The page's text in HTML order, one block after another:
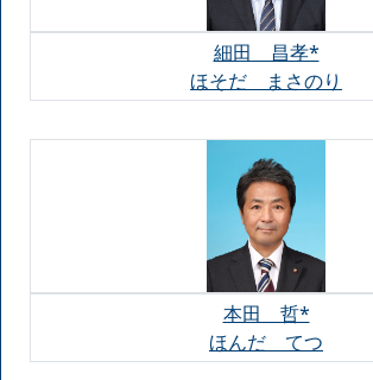
細田 昌孝*
ほそだ まさのり
本田 哲*
ほんだ てつ